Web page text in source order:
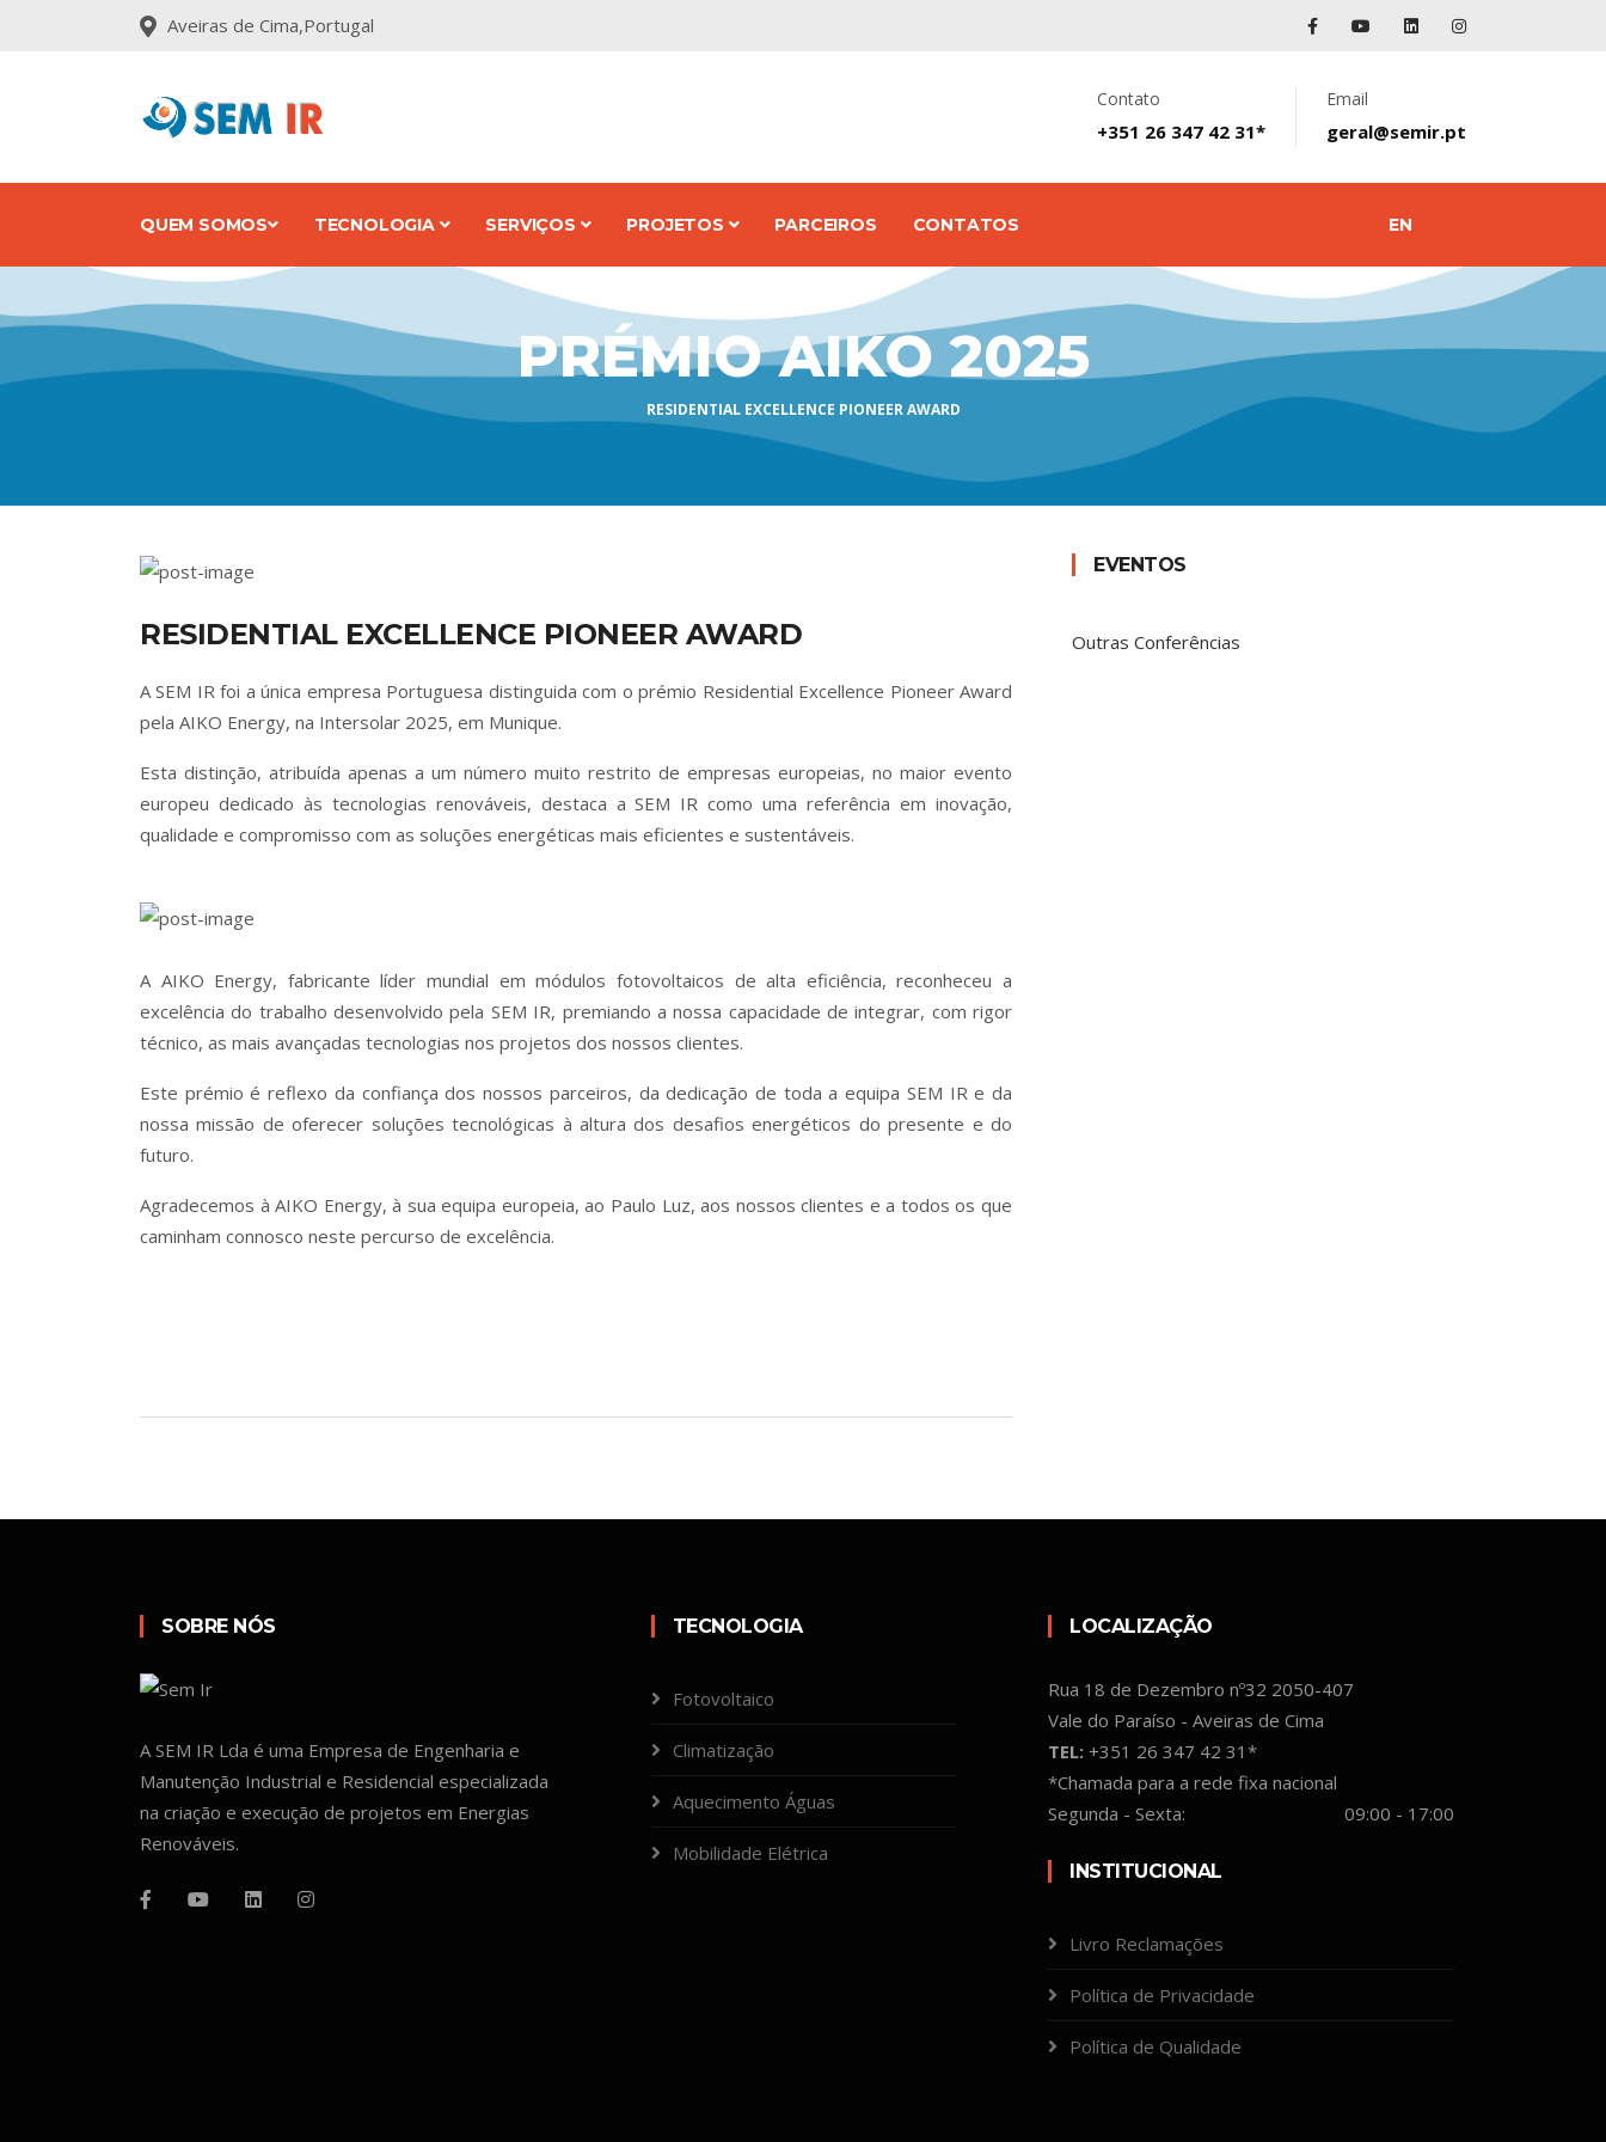
Aveiras de Cima,Portugal
Contato
+351 26 347 42 31*
Email
geral@semir.pt
QUEM SOMOS TECNOLOGIA SERVIÇOS PROJETOS PARCEIROS CONTATOS EN
PRÉMIO AIKO 2025
RESIDENTIAL EXCELLENCE PIONEER AWARD
RESIDENTIAL EXCELLENCE PIONEER AWARD
A SEM IR foi a única empresa Portuguesa distinguida com o prémio Residential Excellence Pioneer Award
pela AIKO Energy, na Intersolar 2025, em Munique.
Esta distinção, atribuída apenas a um número muito restrito de empresas europeias, no maior evento
europeu dedicado às tecnologias renováveis, destaca a SEM IR como uma referência em inovação,
qualidade e compromisso com as soluções energéticas mais eficientes e sustentáveis.
A AIKO Energy, fabricante líder mundial em módulos fotovoltaicos de alta eficiência, reconheceu a
excelência do trabalho desenvolvido pela SEM IR, premiando a nossa capacidade de integrar, com rigor
técnico, as mais avançadas tecnologias nos projetos dos nossos clientes.
Este prémio é reflexo da confiança dos nossos parceiros, da dedicação de toda a equipa SEM IR e da
nossa missão de oferecer soluções tecnológicas à altura dos desafios energéticos do presente e do
futuro.
Agradecemos à AIKO Energy, à sua equipa europeia, ao Paulo Luz, aos nossos clientes e a todos os que
caminham connosco neste percurso de excelência.
EVENTOS
Outras Conferências
SOBRE NÓS
A SEM IR Lda é uma Empresa de Engenharia e
Manutenção Industrial e Residencial especializada
na criação e execução de projetos em Energias
Renováveis.
TECNOLOGIA
Fotovoltaico
Climatização
Aquecimento Águas
Mobilidade Elétrica
LOCALIZAÇÃO
Rua 18 de Dezembro nº32 2050-407
Vale do Paraíso - Aveiras de Cima
TEL: +351 26 347 42 31*
*Chamada para a rede fixa nacional
Segunda - Sexta:
09:00 - 17:00
INSTITUCIONAL
Livro Reclamações
Política de Privacidade
Política de Qualidade